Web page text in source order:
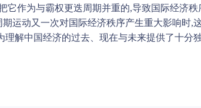
它作为与霸权更迭周期并重的,导致国际经济
期运动又一次对国际经济秩序产生重大影响时,
解中国经济的过去、现在与未来提供了十分独